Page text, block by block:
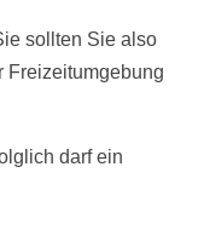
sollten Sie also
Freizeitumgebung
darf ein